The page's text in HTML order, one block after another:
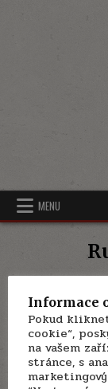
MENU
Informace
Pokud
cookie“,
na vašem
stránce, s